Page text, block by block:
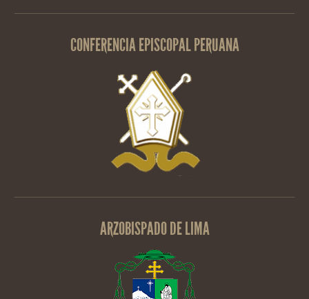
CONFERENCIA EPISCOPAL PERUANA
ARZOBISPADO DE LIMA